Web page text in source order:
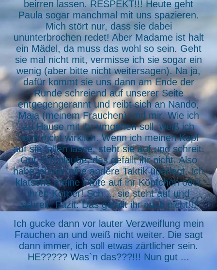
beirren lassen. RESPEKT!!! Heute geht
Paula sogar manchmal mit uns spazieren.
Mich stört nur, dass sie dabei
ununterbrochen redet! Aber Madame ist halt
ein Mädel, da muss das wohl so sein. Geht
sie mal nicht mit, vermisse ich sie sogar ein
wenig (aber bitte nicht weitersagen). Na ja,
dafür kommt sie uns dann am Ende der
Runde schreiend auf unserer Seite
entgegengerannt und reibt sich an Nando,
Maja (meinem Frauchen) und mir. Wie ich
zu Hause mit ihr umgehen soll, weiß ich
noch nicht wirklich. Wenn ich meinen Kopf
auf sie fallen lasse, steht sie auf und schreit.
Gut. Ich glaube, das gefällt ihr nicht. Also
habe ich mir eine andere Taktik überlegt. Ich
klatsche meine Pfote auf ihr Köpfchen oder
ihren Körper! Sch.... sie steht auf und
schreit. Fazit: Das gefällt ihr auch nicht!!!
Ich gucke dann vor lauter Verzweiflung mein
Frauchen an und weiß nicht weiter. Die sagt
dann immer, ich soll etwas zärtlicher sein.
HE????? Was`n das???!!! Nun gut ...